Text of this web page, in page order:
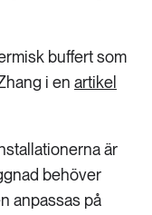
buffert som
i en artikel
är
behöver
anpassas på